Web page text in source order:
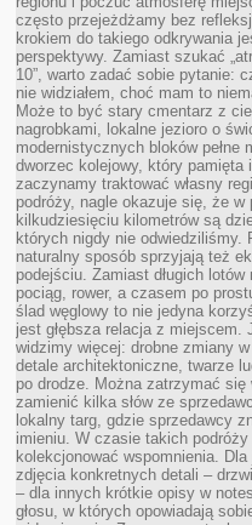
często przejeżdżamy bez
krokiem do takiego odkrywania
perspektywy. Zamiast szukać
10”, warto zadać sobie pytanie:
nie widziałem, choć mam to
Może to być stary cmentarz z
nagrobkami, lokalne jezioro o
modernistycznych bloków pełne
dworzec kolejowy, który pamięta
zaczynamy traktować własny
podróży, nagle okazuje się, że w
kilkudziesięciu kilometrów są
których nigdy nie odwiedziliśmy.
naturalny sposób sprzyjają też
podejściu. Zamiast długich lotów
pociąg, rower, a czasem po
ślad węglowy to nie jedyna
jest głębsza relacja z miejscem.
widzimy więcej: drobne zmiany
detale architektoniczne, twarze
po drodze. Można zatrzymać się
zamienić kilka słów ze
lokalny targ, gdzie sprzedawcy
imieniu. W czasie takich
kolekcjonować wspomnienia.
zdjęcia konkretnych detali –
– dla innych krótkie opisy w
głosu, w których opowiadają